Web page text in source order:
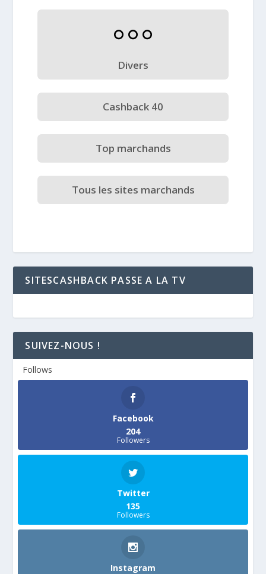
Divers
Cashback 40
Top marchands
Tous les sites marchands
SITESCASHBACK PASSE A LA TV
SUIVEZ-NOUS !
Follows
Facebook
204
Followers
Twitter
135
Followers
Instagram